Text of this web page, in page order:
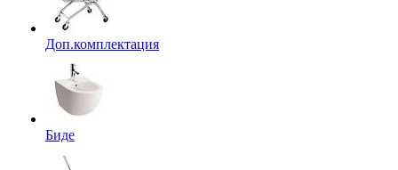
Доп.комплектация
Биде